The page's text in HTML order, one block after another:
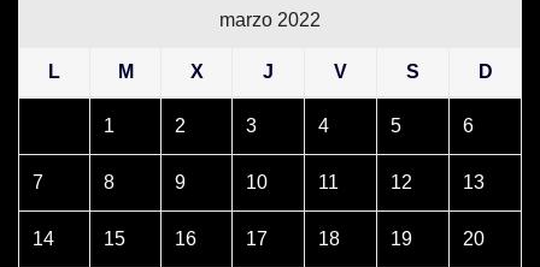
marzo 2022
L M X J V S D
1 2 3 4 5 6
7 8 9 10 11 12 13
14 15 16 17 18 19 20